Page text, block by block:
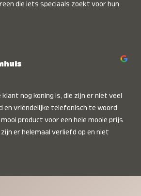
die iets speciaals zoekt voor hun
nog koning is, die zijn er niet veel
en vriendelijke telefonisch te woord
product voor een hele mooie prijs.
er helemaal verliefd op en niet